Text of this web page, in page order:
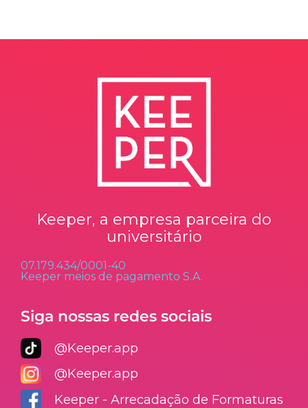
Keeper, a empresa parceira do
universitário
07.179.434/0001-40
Keeper meios de pagamento S.A.
Siga nossas redes sociais
@Keeper.app
@Keeper.app
Keeper - Arrecadação de Formaturas